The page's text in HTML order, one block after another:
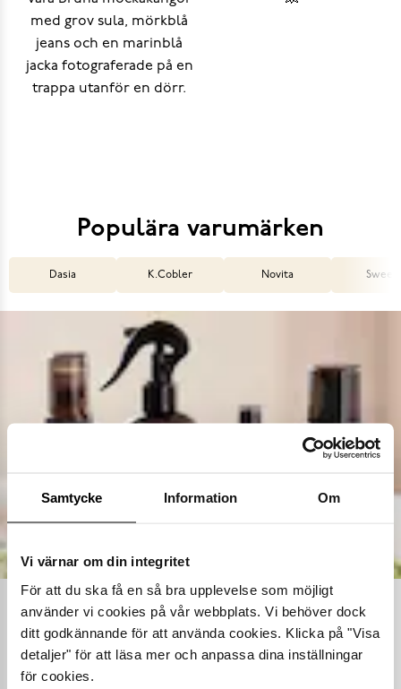
Samtycke Information Om
Vi värnar om din integritet
För att du ska få en så bra upplevelse som möjligt
använder vi cookies på vår webbplats. Vi behöver dock
ditt godkännande för att använda cookies. Klicka på "Visa
detaljer" för att läsa mer och anpassa dina inställningar
för cookies.
Populära varumärken
Dasia K.Cobler Novita
Ta hand om dina skor
Våra noggrant utvalda skovårdsprodukter är skapade för att
förlänga livslängden på dina skor samtidigt som de behåller